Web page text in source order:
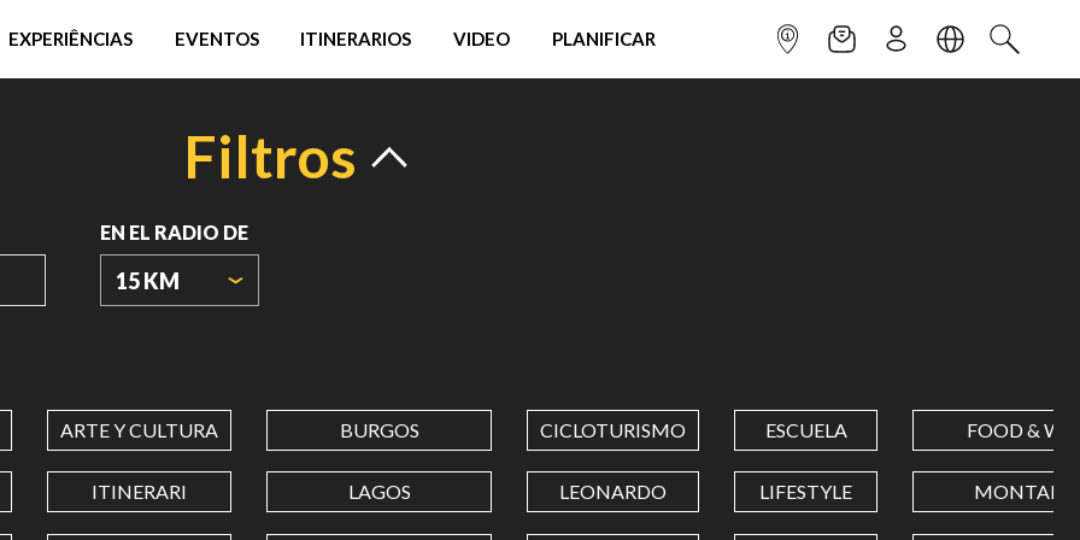
EXPERIÊNCIAS EVENTOS ITINERARIOS VIDEO PLANIFICAR INFOPOINTNEWSLETTER
SUSCRÌBETE
IDIOMABUSCAR
Filtros
EN EL RADIO DE
15 KM
ARTE Y CULTURA BURGOS CICLOTURISMO ESCUELA FOOD &
ITINERARI LAGOS LEONARDO LIFESTYLE